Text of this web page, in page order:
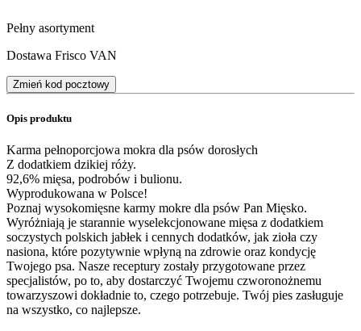
Pełny asortyment
Dostawa Frisco VAN
Zmień kod pocztowy
Opis produktu
Karma pełnoporcjowa mokra dla psów dorosłych
Z dodatkiem dzikiej róży.
92,6% mięsa, podrobów i bulionu.
Wyprodukowana w Polsce!
Poznaj wysokomięsne karmy mokre dla psów Pan Mięsko.
Wyróżniają je starannie wyselekcjonowane mięsa z dodatkiem
soczystych polskich jabłek i cennych dodatków, jak zioła czy
nasiona, które pozytywnie wpłyną na zdrowie oraz kondycję
Twojego psa. Nasze receptury zostały przygotowane przez
specjalistów, po to, aby dostarczyć Twojemu czworonożnemu
towarzyszowi dokładnie to, czego potrzebuje. Twój pies zasługuje
na wszystko, co najlepsze.